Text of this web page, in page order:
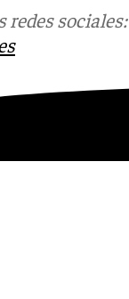
redes sociales: